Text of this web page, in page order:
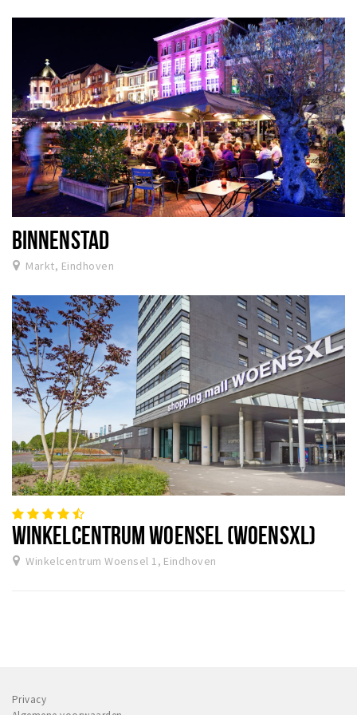
BINNENSTAD
Markt, Eindhoven
WINKELCENTRUM WOENSEL (WOENSXL)
Winkelcentrum Woensel 1, Eindhoven
Privacy